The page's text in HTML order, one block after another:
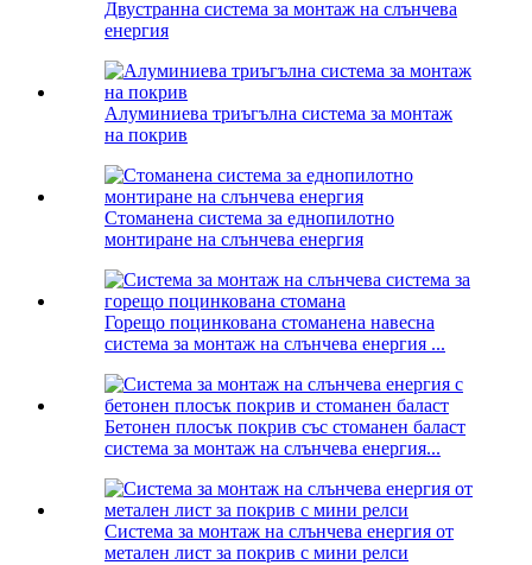
Двустранна система за монтаж на слънчева
енергия
Алуминиева триъгълна система за монтаж
на покрив
Стоманена система за еднопилотно
монтиране на слънчева енергия
Горещо поцинкована стоманена навесна
система за монтаж на слънчева енергия ...
Бетонен плосък покрив със стоманен баласт
система за монтаж на слънчева енергия...
Система за монтаж на слънчева енергия от
метален лист за покрив с мини релси